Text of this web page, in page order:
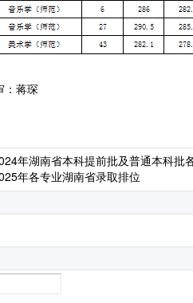
：蒋琛
年湖南省本科提前批及普通本科批
年各专业湖南省录取排位